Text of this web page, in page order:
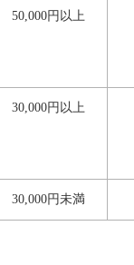
50,000円以上
30,000円以上
30,000円未満